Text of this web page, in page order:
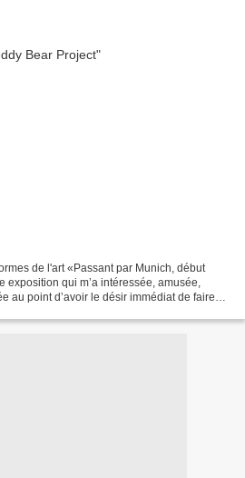
de l'art «Passant par Munich, début
exposition qui m’a intéressée, amusée,
au point d’avoir le désir immédiat de faire